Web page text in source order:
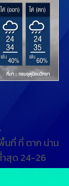
ที่ ที่ ตาก น่าน
สุด 24-26